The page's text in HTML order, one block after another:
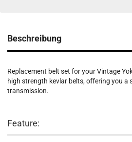
Beschreibung
Replacement belt set for your Vintage
high strength kevlar belts, offering you a
transmission.
Feature: